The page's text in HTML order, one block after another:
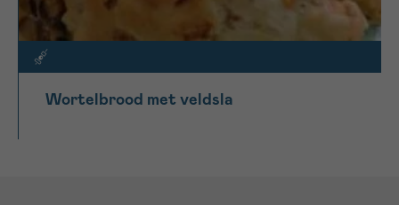
Wortelbrood met veldsla